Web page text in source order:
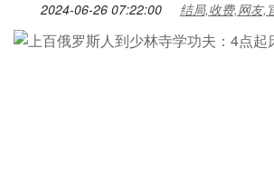
2024-06-26 07:22:00 结局,收费,网友,